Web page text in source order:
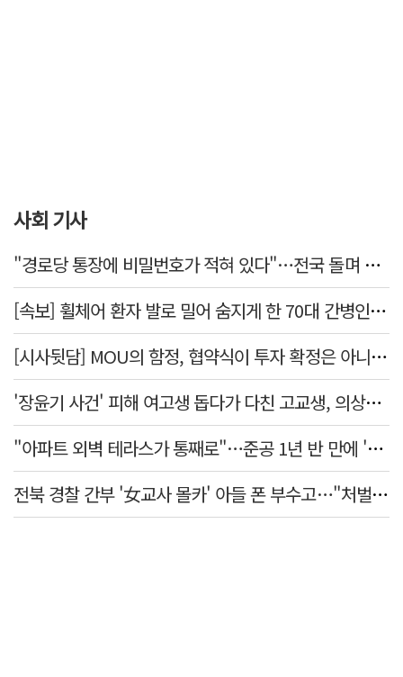
사회 기사
"경로당 통장에 비밀번호가 적혀 있다"…전국 돌며 경로당 13곳 턴 30대 구속
[속보] 휠체어 환자 발로 밀어 숨지게 한 70대 간병인…2심도 집행유예
[시사뒷담] MOU의 함정, 협약식이 투자 확정은 아니긴 해
'장윤기 사건' 피해 여고생 돕다가 다친 고교생, 의상자 인정
"아파트 외벽 테라스가 통째로"…준공 1년 반 만에 '아찔 사고'
전북 경찰 간부 '女교사 몰카' 아들 폰 부수고…"처벌 못하는 사안" 내부망에 글